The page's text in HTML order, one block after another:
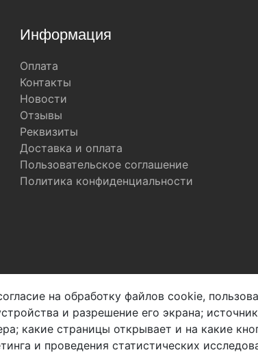
Информация
Оплата
Контакты
Новости
Отзывы
Реквизиты
Доставка и оплата
Пользовательское соглашение
Политика конфиденциальности
Мы в соц. сетях
на обработку файлов cookie,
и разрешение его экрана;
какие страницы открывает и на какие
и проведения статистических